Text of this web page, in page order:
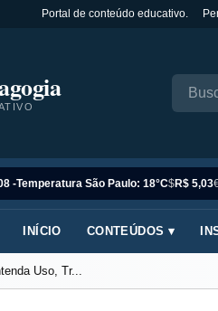
Portal de conteúdo educativo.
-Temperatura São Paulo: 18°C$R$ 5,03
INÍCIO CONTEÚDOS ▾
Uso, Tr...